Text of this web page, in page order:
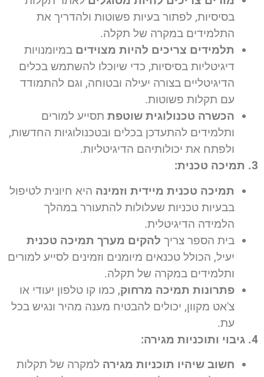
בסיסיות, לפתור בעיות פשוטות ולהדריך את
התלמידים במקרה של תקלה.
תלמידים צריכים להיות מצוידים במיומנויות
דיגיטליות בסיסיות, כדי שיוכלו להשתמש בכלים
הדיגיטליים בצורה יעילה ובטוחה, וגם להתמודד
עם תקלות פשוטות.
הכשרה טכנולוגית שוטפת תסייע למורים
ותלמידים להתעדכן בכלים ובטכנולוגיות החדשות,
ולפתח את יכולותיהם הדיגיטליות.
3. תמיכה טכנית:
תמיכה טכנית מיידית וזמינה היא חיונית לטיפול
בבעיות טכניות שעלולות להתעורר במהלך
הלמידה הדיגיטלית.
בית הספר צריך להקים מערך תמיכה טכנית
יעיל, הכולל טכנאים מיומנים וזמינים לסייע למורים
ותלמידים במקרה של תקלה.
פתרונות תמיכה מרחוק, כמו קו טלפון יעודי או
צ'אט מקוון, יכולים להבטיח מענה מהיר ונגיש בכל
עת.
4. גיבוי ותוכניות מגירה:
חשוב שיהיו תוכניות מגירה למקרה של תקלות